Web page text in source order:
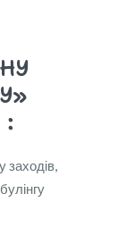
:
заходів,